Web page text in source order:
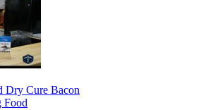
Dry Cure Bacon
Food